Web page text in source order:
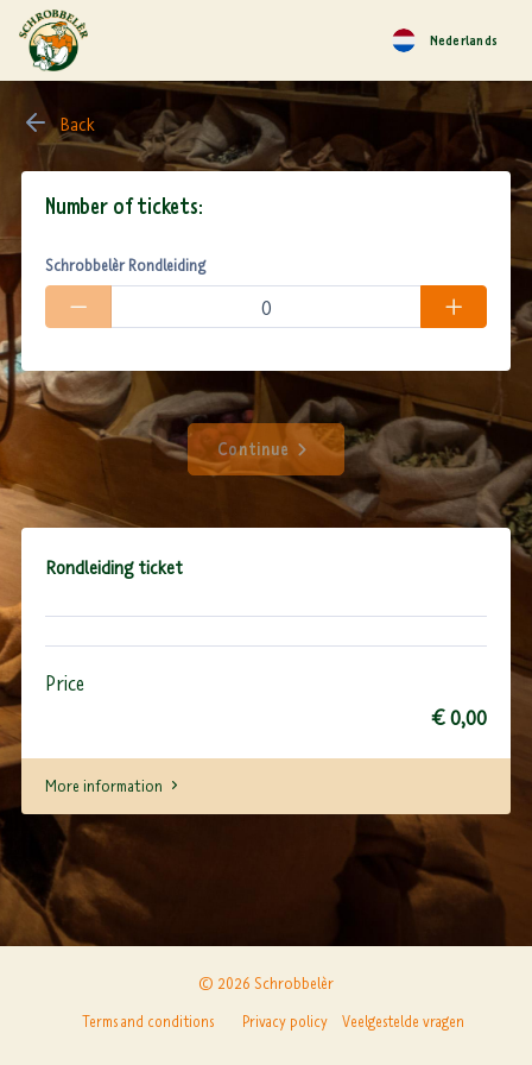
Nederlands
Back
Number of tickets:
Schrobbelèr Rondleiding
Continue
Rondleiding ticket
Price
€ 0,00
More information
© 2026 Schrobbelèr
Terms and conditions Privacy policy Veelgestelde vragen